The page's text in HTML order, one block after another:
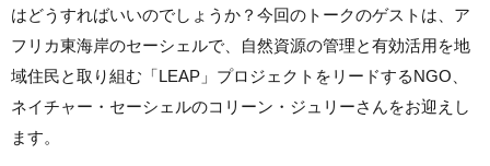
はどうすればいいのでしょうか？今回のトークのゲストは、ア
フリカ東海岸のセーシェルで、自然資源の管理と有効活用を地
域住民と取り組む「LEAP」プロジェクトをリードするNGO、
ネイチャー・セーシェルのコリーン・ジュリーさんをお迎えし
ます。